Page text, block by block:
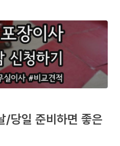
/당일 준비하면 좋은